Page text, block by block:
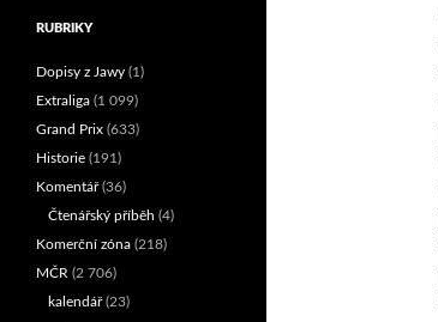
RUBRIKY
Dopisy z Jawy (1)
Extraliga (1 099)
Grand Prix (633)
Historie (191)
Komentář(36)
Čtenářský příběh (4)
Komerční zóna (218)
MČR (2 706)
kalendář(23)